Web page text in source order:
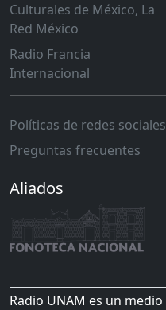
Culturales de México, La
Red México
Radio Francia
Internacional
Políticas de redes sociales
Preguntas frecuentes
Aliados
Radio UNAM es un